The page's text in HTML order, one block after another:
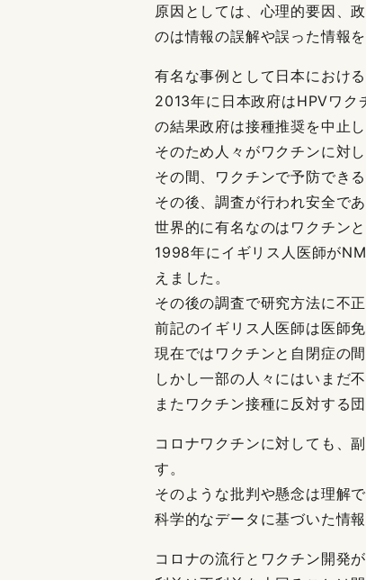
原因としては、心理的要因、
のは情報の誤解や誤った情報
有名な事例として日本におけ
2013年に日本政府はHPVワク
の結果政府は接種推奨を中止し
そのため人々がワクチンに対
その間、ワクチンで予防でき
その後、調査が行われ安全で
世界的に有名なのはワクチン
1998年にイギリス人医師が
えました。
その後の調査で研究方法に不
前記のイギリス人医師は医師
現在ではワクチンと自閉症の
しかし一部の人々にはいまだ
またワクチン接種に反対する
コロナワクチンに対しても、
す。
そのような批判や懸念は理解
科学的なデータに基づいた情
コロナの流行とワクチン開発